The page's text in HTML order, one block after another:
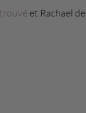
et Rachael de